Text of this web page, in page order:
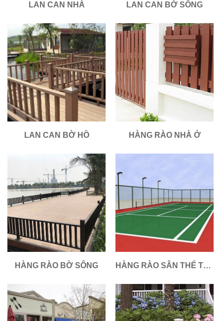
LAN CAN NHÀ LAN CAN BỜ SÔNG
LAN CAN BỜ HỒ HÀNG RÀO NHÀ Ở
HÀNG RÀO BỜ SÔNG HÀNG RÀO SÂN THỂ THAO